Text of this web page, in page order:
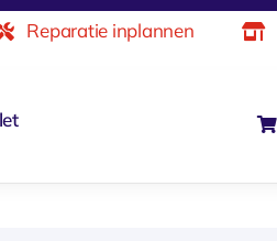
Reparatie inplannen